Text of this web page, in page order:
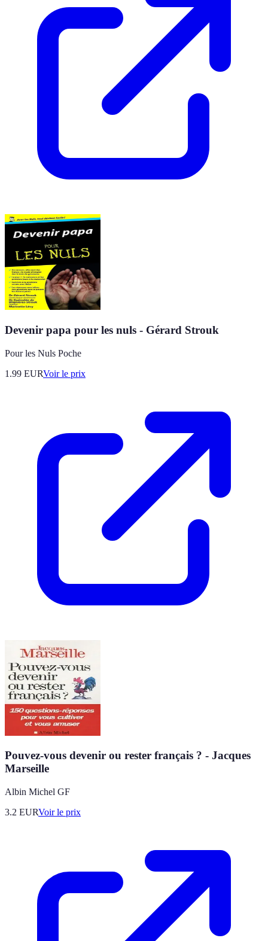
Devenir papa pour les nuls - Gérard Strouk
Pour les Nuls Poche
1.99 EURVoir le prix
Pouvez-vous devenir ou rester français ? - Jacques
Marseille
Albin Michel GF
3.2 EURVoir le prix